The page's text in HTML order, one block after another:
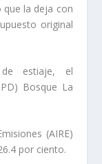
que la deja con
original
estiaje, el
Bosque La
(AIRE)
por ciento.